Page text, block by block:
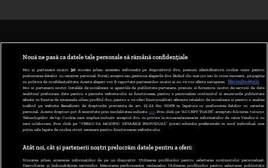
ABONARE DIGI TV
GESTIONAȚI PREFERINȚELE
CODUL DIGI24
CAMERE WEB
CONTACT/INFO
Nouă ne pasă ca datele tale personale să rămână confidențiale
Noi și partenerii noștri 30stocăm și/sau accesăm informații pe dispozitivul dvs., precum identificatorii cookie unici pentru
prelucrarea datelor cu caracter personal. Puteți accepta sau gestiona alegerile dvs. făcând clic mai jos sau în orice moment, pe pagina
cu politica de confidențialitate. Aceste alegeri vor fi raportate partenerilor noștri și nu vă vor afecta navigarea.
Mai multe detalii
Noi si partenerii nostri (retelele de socializare si agentiile de publicitate partenere, precum si furnizorii nostri de servicii de date
analitice) prelucram date pentru a permite website-ului sa functioneze, pentru a personaliza continutul si anunturile publicitare
afisate in functie de interesele si/sau profilul dvs., pentru a va oferi functionalitati aferente retelelor de socializare si pentru a analiza
traficul pe website. Beneficiati de drepturile prevazute de art. 15-22 din GDPR in legatura cu prelucrarea datelor cu caracter
personal. Aceste drepturi pot fi exercitate prin modalitatea indicata aici. Prin click pe “ACCEPT TOATE”, acceptati folosirea tuturor
Tehnologiilor de tip Cookie, care implica inclusiv acceptul dvs. cu privire la stocarea/accesarea informatiilor de catre Vendor-ii cu
care colaboram. Prin click pe “VREAU SA MODIFIC SETARILE INDIVIDUAL” puteti schimba preferintele in mod individual, mai
putin cele legate de cookie strict necesare pentru functionarea website-ului.
Atât noi, cât și partenerii noștri prelucrăm datele pentru a oferi:
Stocarea și/sau accesarea informațiilor de pe un dispozitiv. Utilizarea profilurilor pentru selectarea conținutului personalizat.
Dezvoltarea și îmbunătățirea serviciilor. Măsurarea performanței reclamelor. Utilizarea profilurilor pentru selectarea publicității